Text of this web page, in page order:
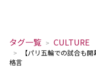
タグ一覧 CULTURE
【パリ五輪での試合も
格言